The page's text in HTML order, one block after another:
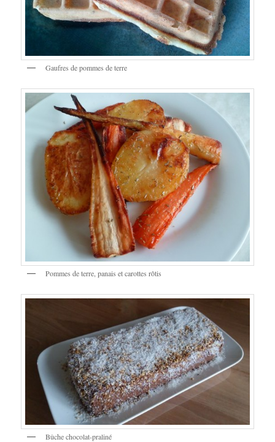
Gaufres de pommes de terre
Pommes de terre, panais et carottes rôtis
Bûche chocolat-praliné